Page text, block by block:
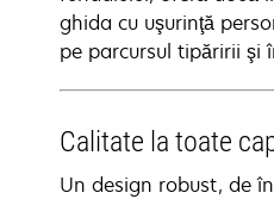
ghida cu uşurinţă
pe parcursul tipăririi şi
Calitate la toate
Un design robust, de